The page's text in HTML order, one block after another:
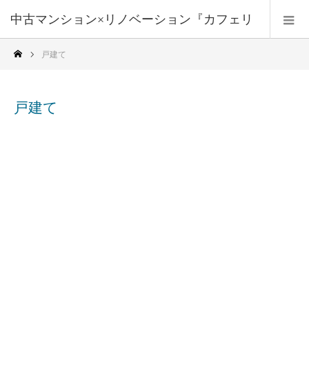
中古マンション×リノベーション『カフェリ
フォーム』
戸建て
戸建て